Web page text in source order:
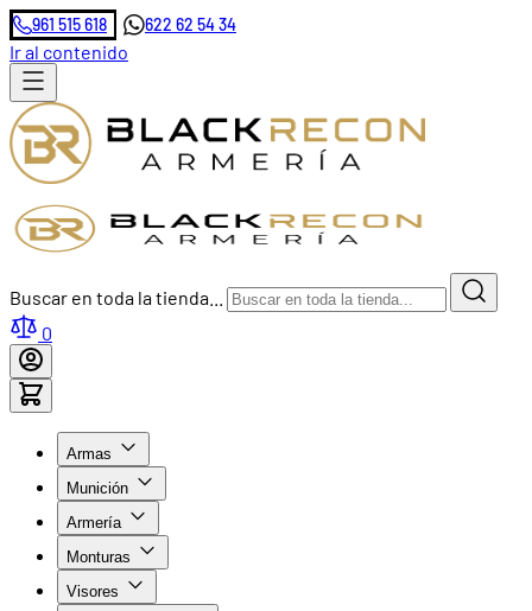
961 515 618 622 62 54 34
Ir al contenido
Buscar en toda la tienda...
0
Armas
Munición
Armería
Monturas
Visores